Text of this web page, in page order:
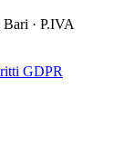
· P.IVA
GDPR